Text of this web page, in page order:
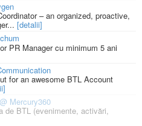
– an organized, proactive,
[detalii]
PR Manager cu minimum 5 ani
for an awesome BTL Account
Mercury360
de BTL (evenimente, activări,